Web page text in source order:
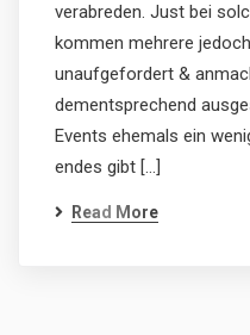
verabreden. Just bei
kommen mehrere
unaufgefordert &
dementsprechend
Events ehemals ein
endes gibt […]
Read More